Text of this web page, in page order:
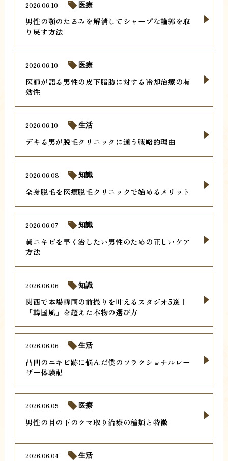
男性の顎のたるみを解消してシャープな輪郭を取
り戻す方法
2026.06.10 医療
医師が語る男性の皮下脂肪に対する冷却治療の有
効性
2026.06.10 医療
デキる男が脱毛クリニックに通う戦略的理由
2026.06.10 生活
全身脱毛を医療脱毛クリニックで始めるメリット
2026.06.08 知識
黄ニキビを早く治したい男性のための正しいケア
方法
2026.06.07 知識
関西で本場韓国の前撮りを叶えるスタジオ5選｜
「韓国風」を超えた本物の選び方
2026.06.06 知識
凸凹のニキビ跡に悩んだ僕のフラクショナルレー
ザー体験記
2026.06.06 生活
男性の目の下のクマ取り治療の種類と特徴
2026.06.05 医療
2026.06.04 生活